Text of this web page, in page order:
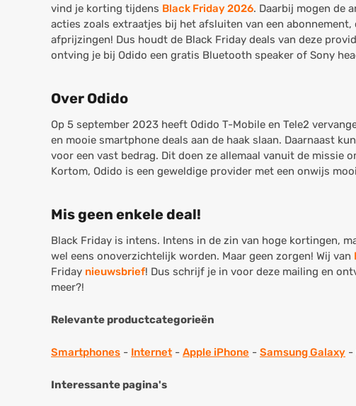
vind je korting tijdens Black Friday 2026. Daarbij mogen de
acties zoals extraatjes bij het afsluiten van een
afprijzingen! Dus houdt de Black Friday deals van deze
ontving je bij Odido een gratis Bluetooth speaker of Sony
Over Odido
Op 5 september 2023 heeft Odido T-Mobile en Tele2
en mooie smartphone deals aan de haak slaan. Daarnaast
voor een vast bedrag. Dit doen ze allemaal vanuit de missie
Kortom, Odido is een geweldige provider met een onwijs
Mis geen enkele deal!
Black Friday is intens. Intens in de zin van hoge kortingen,
wel eens onoverzichtelijk worden. Maar geen zorgen! Wij van
Friday nieuwsbrief! Dus schrijf je in voor deze mailing en
meer?!
Relevante productcategorieën
Smartphones - Internet - Apple iPhone - Samsung Galaxy -
Interessante pagina's